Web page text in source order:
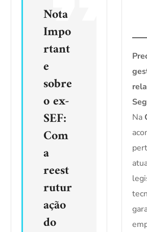
Nota
Impo
rtant
e
sobre
o ex-
SEF:
Com
a
reest
rutur
ação
do
Na